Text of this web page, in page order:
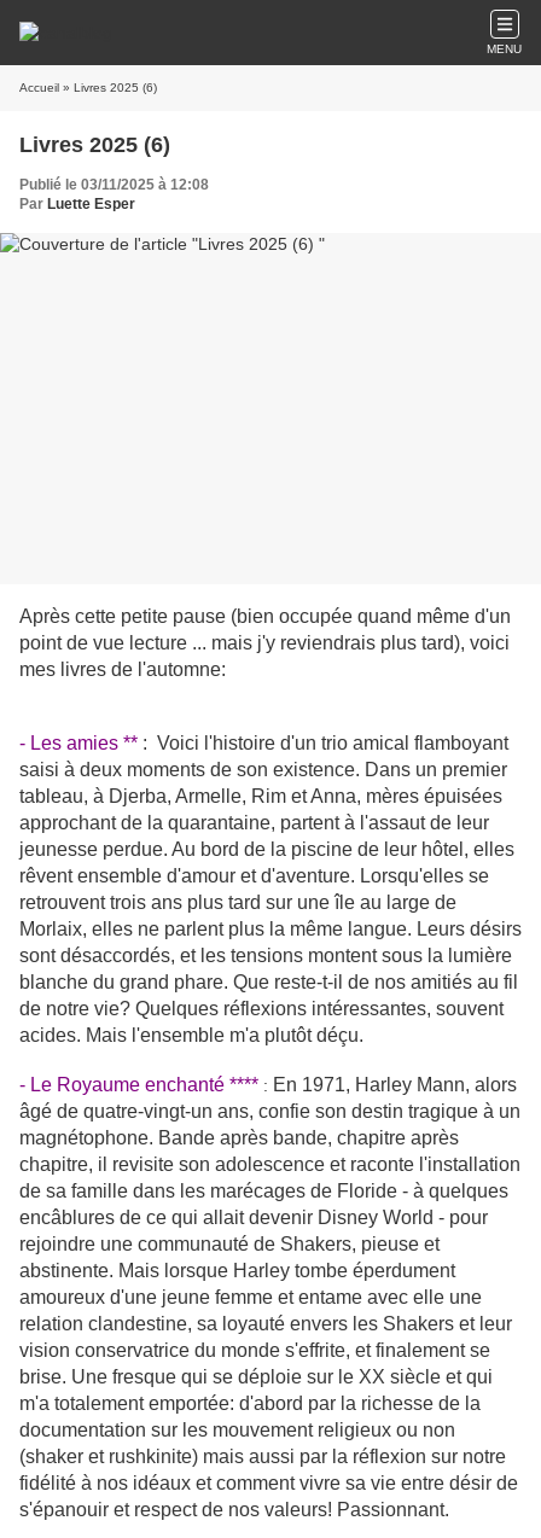
MENU
Accueil » Livres 2025 (6)
Livres 2025 (6)
Publié le 03/11/2025 à 12:08
Par Luette Esper
Après cette petite pause (bien occupée quand même d'un
point de vue lecture ... mais j'y reviendrais plus tard), voici
mes livres de l'automne:
- Les amies ** : Voici l'histoire d'un trio amical flamboyant
saisi à deux moments de son existence. Dans un premier
tableau, à Djerba, Armelle, Rim et Anna, mères épuisées
approchant de la quarantaine, partent à l'assaut de leur
jeunesse perdue. Au bord de la piscine de leur hôtel, elles
rêvent ensemble d'amour et d'aventure. Lorsqu'elles se
retrouvent trois ans plus tard sur une île au large de
Morlaix, elles ne parlent plus la même langue. Leurs désirs
sont désaccordés, et les tensions montent sous la lumière
blanche du grand phare. Que reste-t-il de nos amitiés au fil
de notre vie? Quelques réflexions intéressantes, souvent
acides. Mais l'ensemble m'a plutôt déçu.
- Le Royaume enchanté **** : En 1971, Harley Mann, alors
âgé de quatre-vingt-un ans, confie son destin tragique à un
magnétophone. Bande après bande, chapitre après
chapitre, il revisite son adolescence et raconte l'installation
de sa famille dans les marécages de Floride - à quelques
encâblures de ce qui allait devenir Disney World - pour
rejoindre une communauté de Shakers, pieuse et
abstinente. Mais lorsque Harley tombe éperdument
amoureux d'une jeune femme et entame avec elle une
relation clandestine, sa loyauté envers les Shakers et leur
vision conservatrice du monde s'effrite, et finalement se
brise. Une fresque qui se déploie sur le XX siècle et qui
m'a totalement emportée: d'abord par la richesse de la
documentation sur les mouvement religieux ou non
(shaker et rushkinite) mais aussi par la réflexion sur notre
fidélité à nos idéaux et comment vivre sa vie entre désir de
s'épanouir et respect de nos valeurs! Passionnant.